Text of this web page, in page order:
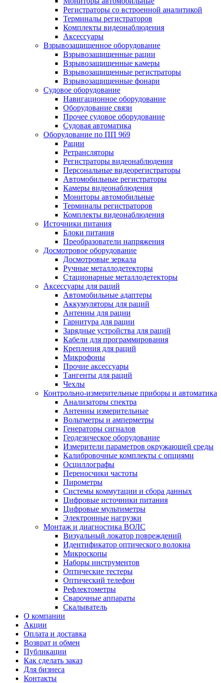
Регистраторы со встроенной аналитикой
Терминалы регистраторов
Комплекты видеонаблюдения
Аксессуары
Взрывозащищенное оборудование
Взрывозащищенные рации
Взрывозащищенные камеры
Взрывозащищенные регистраторы
Взрывозащищенные фонари
Судовое оборудование
Навигационное оборудование
Оборудование связи
Прочее судовое оборудование
Судовая автоматика
Оборудование по ПП 969
Рации
Ретрансляторы
Регистраторы видеонаблюдения
Персональные видеорегистраторы
Автомобильные регистраторы
Камеры видеонаблюдения
Мониторы автомобильные
Терминалы регистраторов
Комплекты видеонаблюдения
Источники питания
Блоки питания
Преобразователи напряжения
Досмотровое оборудование
Досмотровые зеркала
Ручные металлодетекторы
Стационарные металлодетекторы
Аксессуары для раций
Автомобильные адаптеры
Аккумуляторы для раций
Антенны для рации
Гарнитура для рации
Зарядные устройства для раций
Кабели для программирования
Крепления для раций
Микрофоны
Прочие аксессуары
Тангенты для раций
Чехлы
Контрольно-измерительные приборы и автоматика
Анализаторы спектра
Антенны измерительные
Вольтметры и амперметры
Генераторы сигналов
Геодезическое оборудование
Измерители параметров окружающей среды
Калибровочные комплекты с опциями
Осциллографы
Переносчики частоты
Пирометры
Системы коммутации и сбора данных
Цифровые источники питания
Цифровые мультиметры
Электронные нагрузки
Монтаж и диагностика ВОЛС
Визуальный локатор повреждений
Идентификатор оптического волокна
Микроскопы
Наборы инструментов
Оптические тестеры
Оптический телефон
Рефлектометры
Сварочные аппараты
Скалыватель
О компании
Акции
Оплата и доставка
Возврат и обмен
Публикации
Как сделать заказ
Для бизнеса
Контакты